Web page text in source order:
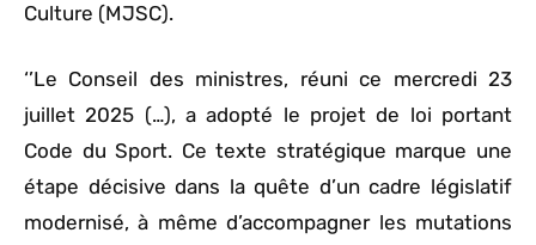
Culture (MJSC).
‘’Le Conseil des ministres, réuni ce mercredi 23
juillet 2025 (…), a adopté le projet de loi portant
Code du Sport. Ce texte stratégique marque une
étape décisive dans la quête d’un cadre législatif
modernisé, à même d’accompagner les mutations